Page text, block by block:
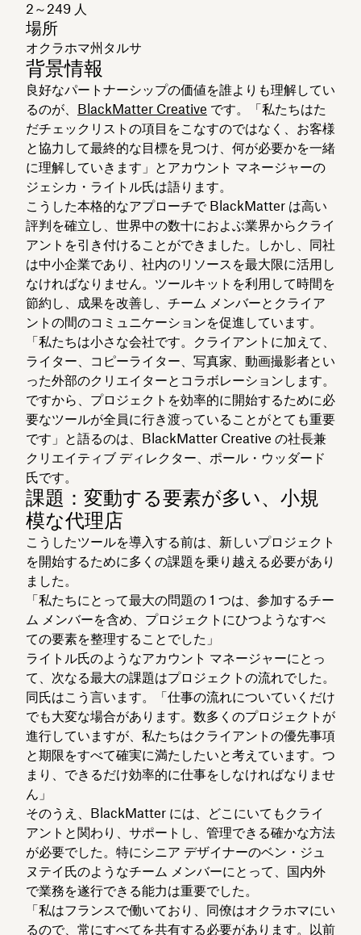
2～249 人
場所
オクラホマ州タルサ
背景情報
良好なパートナーシップの価値を誰よりも理解してい
るのが、 BlackMatter Creative です。「私たちはた
だチェックリストの項目をこなすのではなく、お客様
と協力して最終的な目標を見つけ、何が必要かを一緒
に理解していきます」とアカウント マネージャーの
ジェシカ・ライトル氏は語ります。
こうした本格的なアプローチで BlackMatter は高い
評判を確立し、世界中の数十におよぶ業界からクライ
アントを引き付けることができました。しかし、同社
は中小企業であり、社内のリソースを最大限に活用し
なければなりません。ツールキットを利用して時間を
節約し、成果を改善し、チーム メンバーとクライア
ントの間のコミュニケーションを促進しています。
「私たちは小さな会社です。クライアントに加えて、
ライター、コピーライター、写真家、動画撮影者とい
った外部のクリエイターとコラボレーションします。
ですから、プロジェクトを効率的に開始するために必
要なツールが全員に行き渡っていることがとても重要
です」と語るのは、BlackMatter Creative の社長兼
クリエイティブ ディレクター、ポール・ウッダード
氏です。
課題：変動する要素が多い、小規
模な代理店
こうしたツールを導入する前は、新しいプロジェクト
を開始するために多くの課題を乗り越える必要があり
ました。
「私たちにとって最大の問題の 1 つは、参加するチー
ム メンバーを含め、プロジェクトにひつようなすべ
ての要素を整理することでした」
ライトル氏のようなアカウント マネージャーにとっ
て、次なる最大の課題はプロジェクトの流れでした。
同氏はこう言います。「仕事の流れについていくだけ
でも大変な場合があります。数多くのプロジェクトが
進行していますが、私たちはクライアントの優先事項
と期限をすべて確実に満たしたいと考えています。つ
まり、できるだけ効率的に仕事をしなければなりませ
ん」
そのうえ、BlackMatter には、どこにいてもクライ
アントと関わり、サポートし、管理できる確かな方法
が必要でした。特にシニア デザイナーのベン・ジュ
ヌテイ氏のようなチーム メンバーにとって、国内外
で業務を遂行できる能力は重要でした。
「私はフランスで働いており、同僚はオクラホマにい
るので、常にすべてを共有する必要があります。以前